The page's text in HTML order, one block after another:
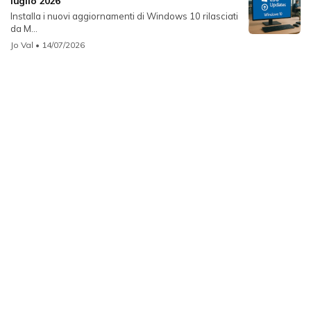
Installa i nuovi aggiornamenti di Windows 10 rilasciati
da M...
Jo Val • 14/07/2026